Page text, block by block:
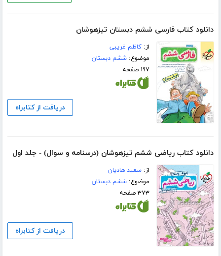
دانلود کتاب فارسی ششم دبستان تیزهوشان
از:کاظم غریبی
موضوع:ششم دبستان
۱۹۷ صفحه
دریافت از کتابراه
دانلود کتاب ریاضی ششم تیزهوشان (درسنامه و سوال) - جلد اول
از:سعید هادیان
موضوع:ششم دبستان
۳۷۳ صفحه
دریافت از کتابراه